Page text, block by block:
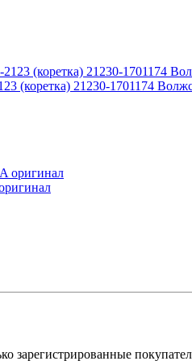
(коретка) 21230-1701174
зарегистрированные